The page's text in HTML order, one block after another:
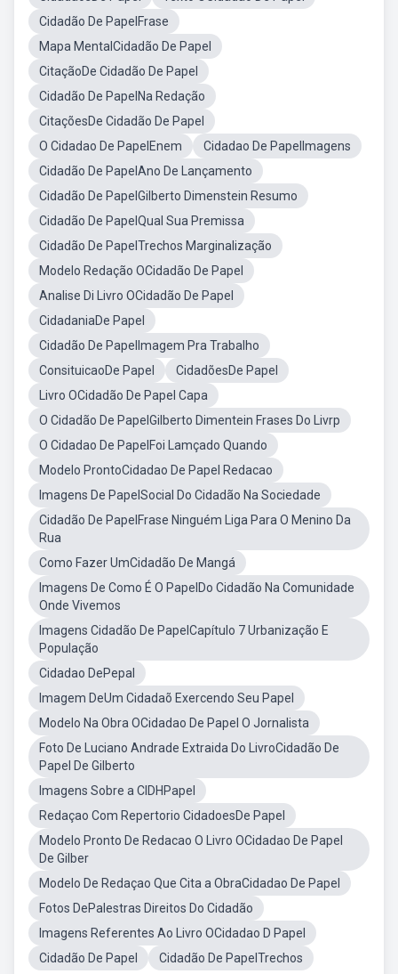
Cidadão De PapelFrase
Mapa MentalCidadão De Papel
CitaçãoDe Cidadão De Papel
Cidadão De PapelNa Redação
CitaçõesDe Cidadão De Papel
O Cidadao De PapelEnem
Cidadao De PapelImagens
Cidadão De PapelAno De Lançamento
Cidadão De PapelGilberto Dimenstein Resumo
Cidadão De PapelQual Sua Premissa
Cidadão De PapelTrechos Marginalização
Modelo Redação OCidadão De Papel
Analise Di Livro OCidadão De Papel
CidadaniaDe Papel
Cidadão De PapelImagem Pra Trabalho
ConsituicaoDe Papel
CidadõesDe Papel
Livro OCidadão De Papel Capa
O Cidadão De PapelGilberto Dimentein Frases Do Livrp
O Cidadao De PapelFoi Lamçado Quando
Modelo ProntoCidadao De Papel Redacao
Imagens De PapelSocial Do Cidadão Na Sociedade
Cidadão De PapelFrase Ninguém Liga Para O Menino Da
Rua
Como Fazer UmCidadão De Mangá
Imagens De Como É O PapelDo Cidadão Na Comunidade
Onde Vivemos
Imagens Cidadão De PapelCapítulo 7 Urbanização E
População
Cidadao DePepal
Imagem DeUm Cidadaõ Exercendo Seu Papel
Modelo Na Obra OCidadao De Papel O Jornalista
Foto De Luciano Andrade Extraida Do LivroCidadão De
Papel De Gilberto
Imagens Sobre a CIDHPapel
Redaçao Com Repertorio CidadoesDe Papel
Modelo Pronto De Redacao O Livro OCidadao De Papel
De Gilber
Modelo De Redaçao Que Cita a ObraCidadao De Papel
Fotos DePalestras Direitos Do Cidadão
Imagens Referentes Ao Livro OCidadao D Papel
Cidadão De Papel
Cidadão De PapelTrechos